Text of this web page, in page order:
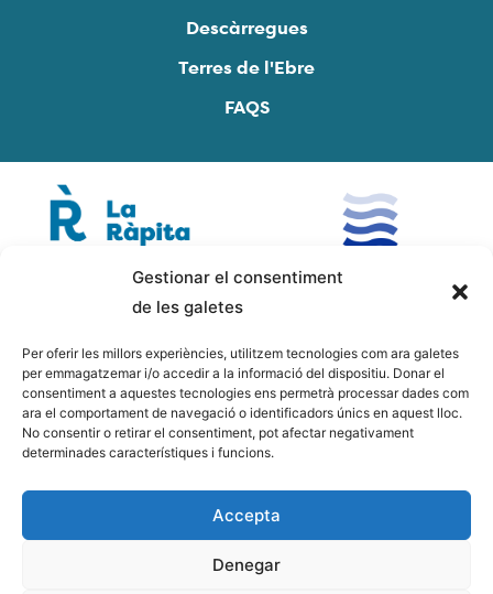
Gestionar el consentiment
de les galetes
Per oferir les millors experiències, utilitzem tecnologies com ara galetes
per emmagatzemar i/o accedir a la informació del dispositiu. Donar el
consentiment a aquestes tecnologies ens permetrà processar dades com
ara el comportament de navegació o identificadors únics en aquest lloc.
No consentir o retirar el consentiment, pot afectar negativament
determinades característiques i funcions.
Accepta
Denegar
Descàrregues
Terres de l'Ebre
FAQS